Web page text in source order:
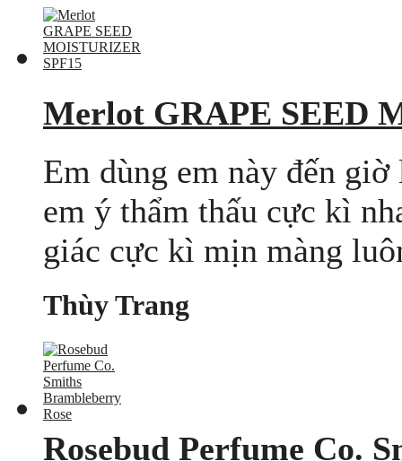
Merlot GRAPE SEED
Em dùng em này đến
em ý thẩm thấu cực kì
giác cực kì mịn màng
Thùy Trang
Rosebud Perfume Co.